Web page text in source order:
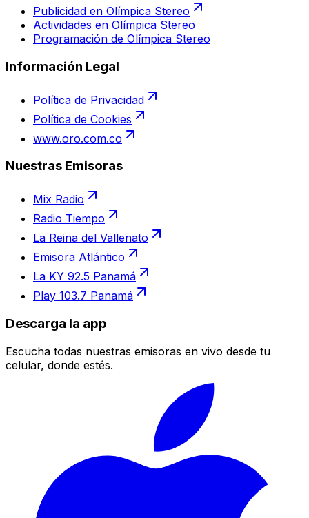
Publicidad en Olímpica Stereo
Actividades en Olímpica Stereo
Programación de Olímpica Stereo
Información Legal
Política de Privacidad
Política de Cookies
www.oro.com.co
Nuestras Emisoras
Mix Radio
Radio Tiempo
La Reina del Vallenato
Emisora Atlántico
La KY 92.5 Panamá
Play 103.7 Panamá
Descarga la app
Escucha todas nuestras emisoras en vivo desde tu
celular, donde estés.